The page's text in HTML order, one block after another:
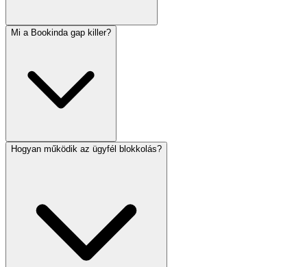
Mi a Bookinda gap killer?
Hogyan működik az ügyfél blokkolás?